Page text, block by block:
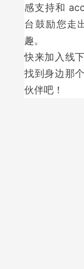
感支持和
台鼓励您走
趣。
快来加入线
找到身边那
伙伴吧！